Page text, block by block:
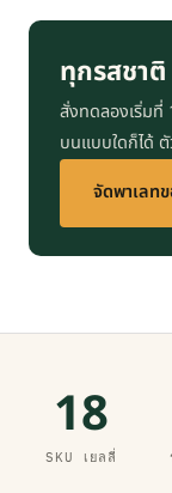
ทุกรสชาติ
สั่งทดลองเริ่มที่
บนแบบใดก็ได้
จัดพาเลท
18
SKU เยลลี่